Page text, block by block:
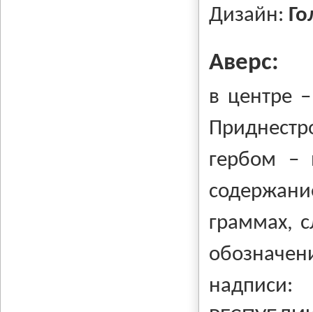
Дизайн:
Аверс:
в центре
гербом –
граммах,